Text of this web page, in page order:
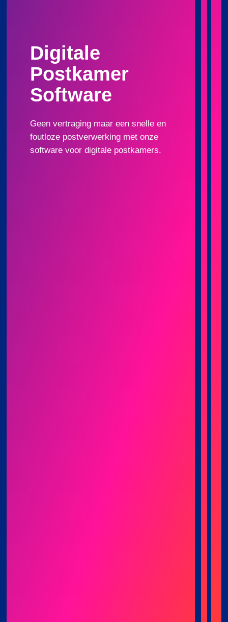
Digitale
Postkamer
Software
Geen vertraging maar een snelle en
foutloze postverwerking met onze
software voor digitale postkamers.